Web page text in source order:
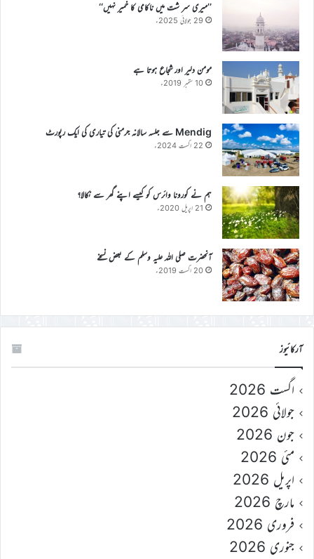
’’میری سر شت میں ناکامی کا خمیر نہیں‘‘
29 جولائی 2025ء
مومن دلیر اور شجاع ہوتا ہے
10 ستمبر 2019ء
Mendig سے جلسہ سالانہ جرمنی کی تیاری کی ایک رپورٹ
22 اگست 2024ء
ہم نے کورونا وائرس کو کیسے اپنے گھر سے نکالا؟
21 اپریل 2020ء
آنحضرت صلی اللہ علیہ وسلم کے بعض نسخے
20 اگست 2019ء
آرکائیوز
اگست 2026
جولائی 2026
جون 2026
مئی 2026
اپریل 2026
مارچ 2026
فروری 2026
جنوری 2026